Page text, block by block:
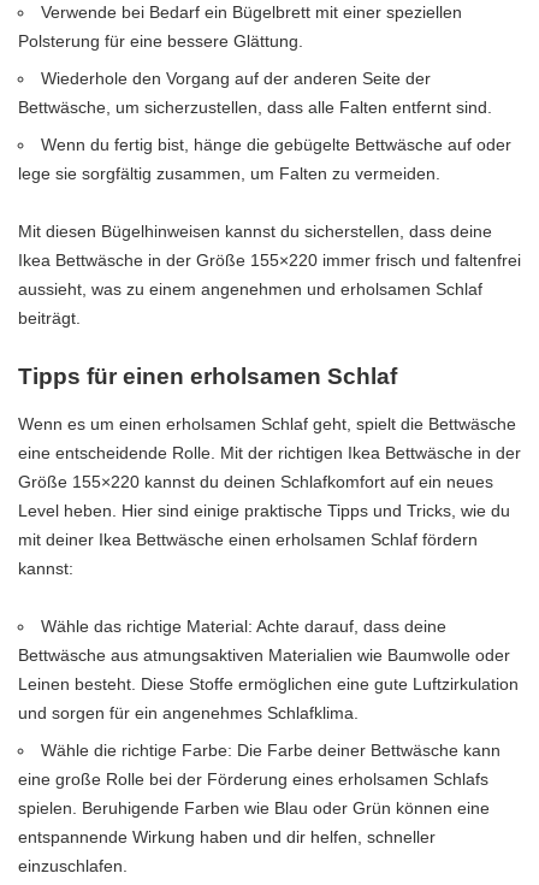
Verwende bei Bedarf ein Bügelbrett mit einer speziellen
Polsterung für eine bessere Glättung.
Wiederhole den Vorgang auf der anderen Seite der
Bettwäsche, um sicherzustellen, dass alle Falten entfernt sind.
Wenn du fertig bist, hänge die gebügelte Bettwäsche auf oder
lege sie sorgfältig zusammen, um Falten zu vermeiden.
Mit diesen Bügelhinweisen kannst du sicherstellen, dass deine
Ikea Bettwäsche in der Größe 155×220 immer frisch und faltenfrei
aussieht, was zu einem angenehmen und erholsamen Schlaf
beiträgt.
Tipps für einen erholsamen Schlaf
Wenn es um einen erholsamen Schlaf geht, spielt die Bettwäsche
eine entscheidende Rolle. Mit der richtigen Ikea Bettwäsche in der
Größe 155×220 kannst du deinen Schlafkomfort auf ein neues
Level heben. Hier sind einige praktische Tipps und Tricks, wie du
mit deiner Ikea Bettwäsche einen erholsamen Schlaf fördern
kannst:
Wähle das richtige Material: Achte darauf, dass deine
Bettwäsche aus atmungsaktiven Materialien wie Baumwolle oder
Leinen besteht. Diese Stoffe ermöglichen eine gute Luftzirkulation
und sorgen für ein angenehmes Schlafklima.
Wähle die richtige Farbe: Die Farbe deiner Bettwäsche kann
eine große Rolle bei der Förderung eines erholsamen Schlafs
spielen. Beruhigende Farben wie Blau oder Grün können eine
entspannende Wirkung haben und dir helfen, schneller
einzuschlafen.